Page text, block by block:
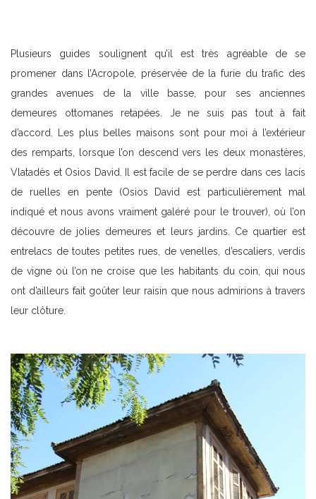
Plusieurs guides soulignent qu’il est très agréable de se
promener dans l’Acropole, préservée de la furie du trafic des
grandes avenues de la ville basse, pour ses anciennes
demeures ottomanes retapées. Je ne suis pas tout à fait
d’accord. Les plus belles maisons sont pour moi à l’extérieur
des remparts, lorsque l’on descend vers les deux monastères,
Vlatadès et Osios David. Il est facile de se perdre dans ces lacis
de ruelles en pente (Osios David est particulièrement mal
indiqué et nous avons vraiment galéré pour le trouver), où l’on
découvre de jolies demeures et leurs jardins. Ce quartier est
entrelacs de toutes petites rues, de venelles, d’escaliers, verdis
de vigne où l’on ne croise que les habitants du coin, qui nous
ont d’ailleurs fait goûter leur raisin que nous admirions à travers
leur clôture.